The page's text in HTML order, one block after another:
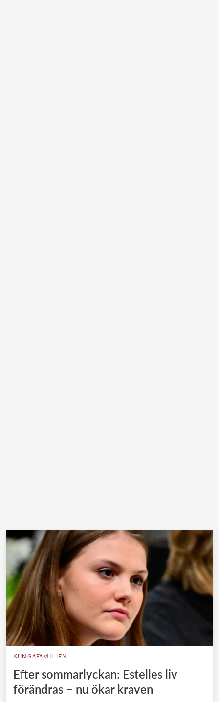
KUNGAFAMILJEN
Efter sommarlyckan: Estelles liv
förändras – nu ökar kraven